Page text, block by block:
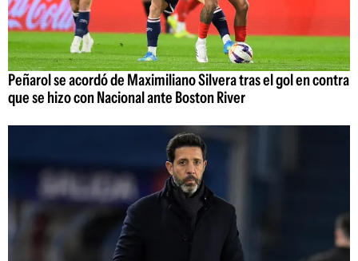
Peñarol se acordó de Maximiliano Silvera tras el gol en contra
que se hizo con Nacional ante Boston River